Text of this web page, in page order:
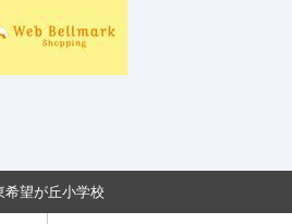
希望が丘小学校